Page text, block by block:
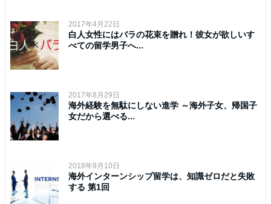
2017年4月22日
白人女性にはバラの花束を贈れ！彼女が欲しいす
べての留学男子へ...
2017年8月29日
海外経験を無駄にしない進学 ～海外子女、帰国子
女だから選べる...
2018年9月10日
海外インターンシップ留学は、知識ゼロだと失敗
する 第1回